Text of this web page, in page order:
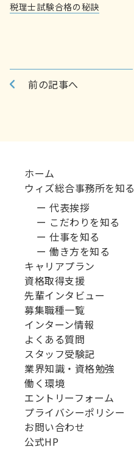
税理士試験合格の秘訣
前の記事へ
ホーム
ウィズ総合事務所を知る
ー 代表挨拶
ー こだわりを知る
ー 仕事を知る
ー 働き方を知る
キャリアプラン
資格取得支援
先輩インタビュー
募集職種一覧
インターン情報
よくある質問
スタッフ受験記
業界知識・資格勉強
働く環境
エントリーフォーム
プライバシーポリシー
お問い合わせ
公式HP